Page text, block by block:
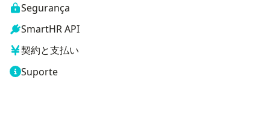
Segurança
SmartHR API
契約と支払い
Suporte